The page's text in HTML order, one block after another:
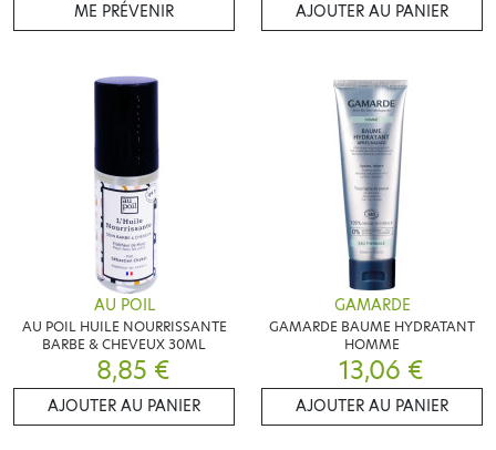
ME PRÉVENIR AJOUTER AU PANIER
AU POIL
AU POIL HUILE NOURRISSANTE
BARBE & CHEVEUX 30ML
8,85 €
AJOUTER AU PANIER
GAMARDE
GAMARDE BAUME HYDRATANT
HOMME
13,06 €
AJOUTER AU PANIER